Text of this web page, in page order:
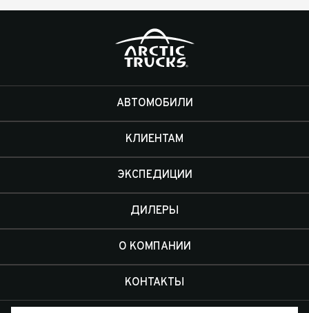
АВТОМОБИЛИ
КЛИЕНТАМ
ЭКСПЕДИЦИИ
ДИЛЕРЫ
О КОМПАНИИ
КОНТАКТЫ